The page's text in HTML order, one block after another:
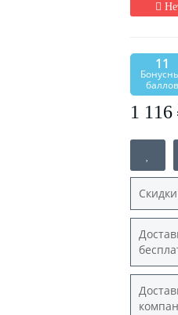
11
баллов
1 116